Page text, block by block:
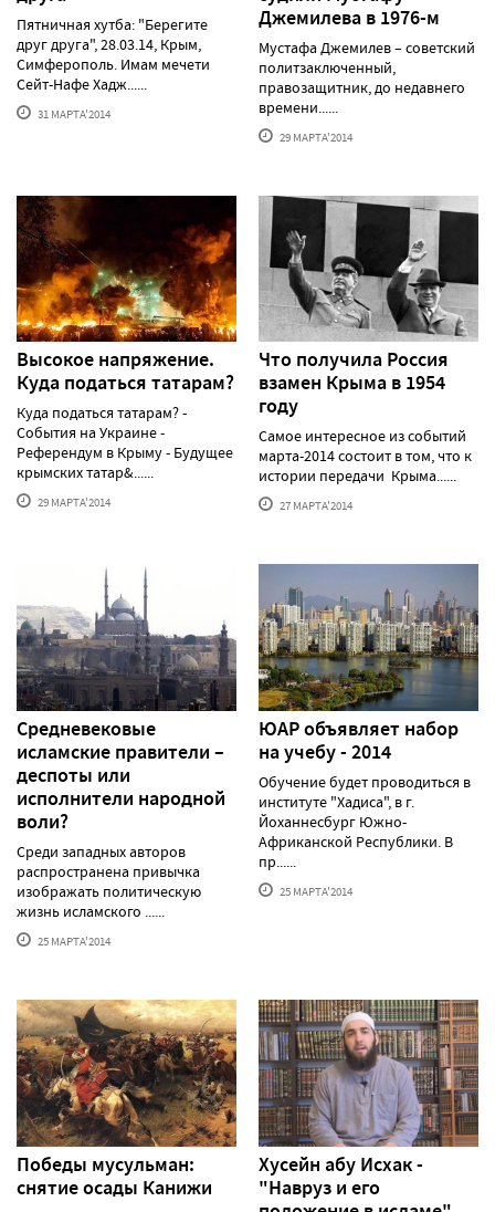
Пятничная хутба: "Берегите
друг друга", 28.03.14, Крым,
Симферополь. Имам мечети
Сейт-Нафе Хадж......
31 МАРТА'2014
Джемилева в 1976-м
Мустафа Джемилев – советский
политзаключенный,
правозащитник, до недавнего
времени......
29 МАРТА'2014
Высокое напряжение.
Куда податься татарам?
Куда податься татарам? -
События на Украине -
Референдум в Крыму - Будущее
крымских татар&......
29 МАРТА'2014
Что получила Россия
взамен Крыма в 1954
году
Самое интересное из событий
марта-2014 состоит в том, что к
истории передачи Крыма......
27 МАРТА'2014
Средневековые
исламские правители –
деспоты или
исполнители народной
воли?
Среди западных авторов
распространена привычка
изображать политическую
жизнь исламского ......
25 МАРТА'2014
ЮАР объявляет набор
на учебу - 2014
Обучение будет проводиться в
институте "Хадиса", в г.
Йоханнесбург Южно-
Африканской Республики. В
пр......
25 МАРТА'2014
Победы мусульман:
снятие осады Канижи
Хусейн абу Исхак -
"Навруз и его